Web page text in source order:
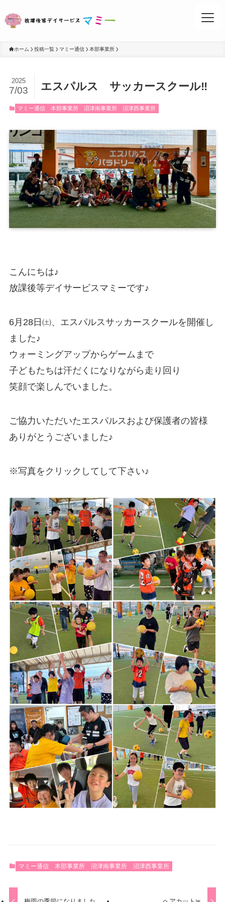
ホーム 投稿一覧 マミー通信 本部事業所
エスパルス サッカースクール‼
2025
7/03
マミー通信 本部事業所 沼津南事業所 沼津西事業所
こんにちは♪
放課後等デイサービスマミーです♪
6月28日㈯、エスパルスサッカースクールを開催し
ました♪
ウォーミングアップからゲームまで
子どもたちは汗だくになりながら走り回り
笑顔で楽しんでいました。
ご協力いただいたエスパルスおよび保護者の皆様
ありがとうございました♪
※写真をクリックしてして下さい♪
マミー通信 本部事業所 沼津南事業所 沼津西事業所
お問い合わせ
事業所案内
活動ブログ
マミーについて
放課後等デイサービスとは？
月間予定表・カリキュラム
ご利用の流れ
サービス利用申請
ガイドライン（厚生労働省）
重要事項説明書
自己評価結果
沼津障害者自立支援協議会